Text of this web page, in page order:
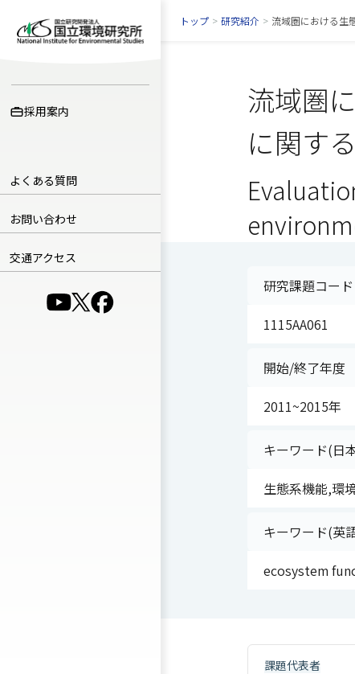
採用案内
よくある質問
お問い合わせ
交通アクセス
（別ウインドウで開きます）
（別ウインドウで開きます）
（別ウインドウで開きます）
トップ > 研究紹介 > 流域圏における生
流域圏
に関す
研究課題コード
1115AA061
開始/終了年度
2011~2015年
キーワード(日
生態系機能,環
キーワード(英
ecosystem
課題代表者